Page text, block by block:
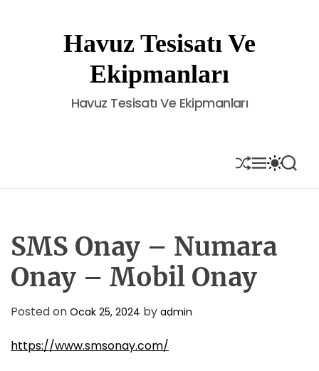
Havuz Tesisatı Ve
Ekipmanları
Havuz Tesisatı Ve Ekipmanları
S
H
U
M
E
N
S
W
I
C
O
S
E
A
SMS Onay – Numara
Onay – Mobil Onay
Posted on Ocak 25, 2024 by admin
https://www.smsonay.com/